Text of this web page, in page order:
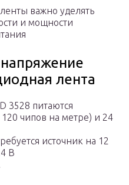
важно уделять
и мощности
лента
3528 питаются
чипов на метре) и 24
источник на 12
В